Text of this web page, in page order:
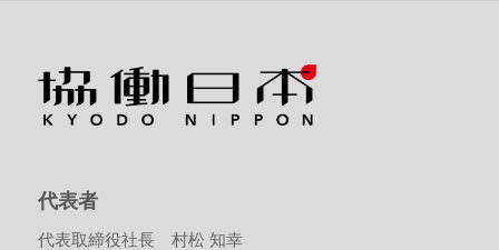
代表者
代表取締役社長 村松 知幸